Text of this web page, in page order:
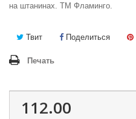
на штанинах. ТМ Фламинго.
Твит Поделиться
Печать
112.00